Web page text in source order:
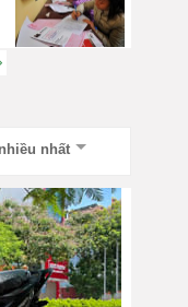
nhất